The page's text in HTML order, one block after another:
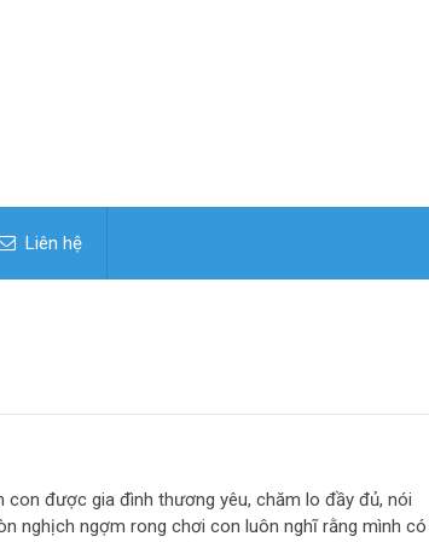
Liên hệ
được gia đình thương yêu, chăm lo đầy đủ, nói
nghịch ngợm rong chơi con luôn nghĩ rằng mình có